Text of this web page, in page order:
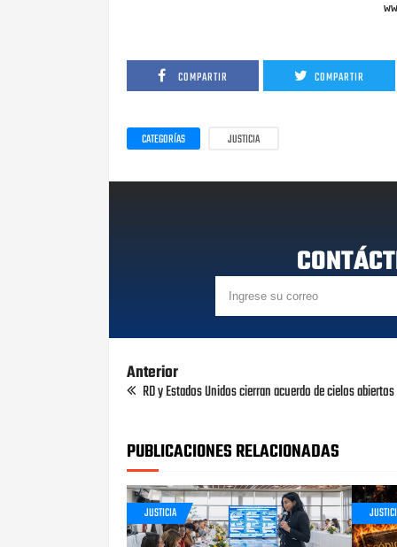
COMPARTIR COMPARTIR
CATEGORÍAS JUSTICIA
Anterior
RD y Estados Unidos cierran acuerdo de cielos abiertos
PUBLICACIONES RELACIONADAS
JUSTICIA